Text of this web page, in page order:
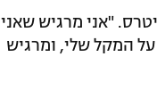
"אני מרגיש שאני
המקל שלי, ומרגיש